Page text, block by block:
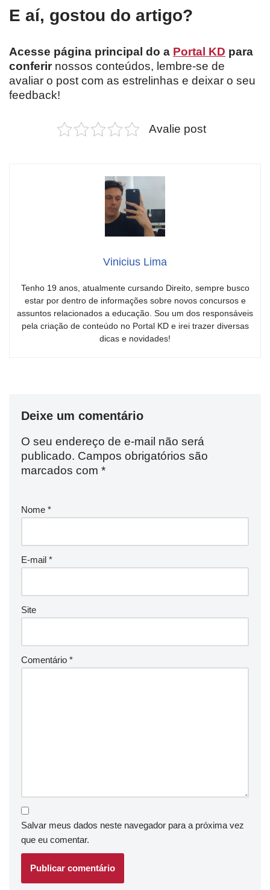
E aí, gostou do artigo?
Acesse página principal do a Portal KD para
conferirnossos conteúdos, lembre-se de
avaliar o post com as estrelinhas e deixar o seu
feedback!
Avalie post
Vinicius Lima
Tenho 19 anos, atualmente cursando Direito, sempre busco
estar por dentro de informações sobre novos concursos e
assuntos relacionados a educação. Sou um dos responsáveis
pela criação de conteúdo no Portal KD e irei trazer diversas
dicas e novidades!
Deixe um comentário
O seu endereço de e-mail não será
publicado. Campos obrigatórios são
marcados com *
Nome *
E-mail *
Site
Comentário *
Salvar meus dados neste navegador para a próxima vez
que eu comentar.